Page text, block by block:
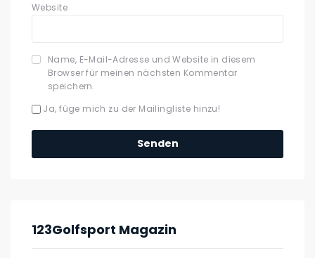
Website
Name, E-Mail-Adresse und Website in diesem
Browser für meinen nächsten Kommentar
speichern.
Ja, füge mich zu der Mailingliste hinzu!
123Golfsport Magazin